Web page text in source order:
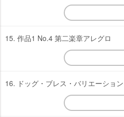
15. 作品1 No.4 第二楽章アレグロ
16. ドッグ・ブレス・バリエーション